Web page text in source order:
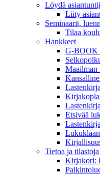
Löydä
Liity
Seminaarit,
Tilaa
Hankkeet
G-BOOK
Maailman
Etsivää
Tietoa ja tilastoja
Kirjakori: